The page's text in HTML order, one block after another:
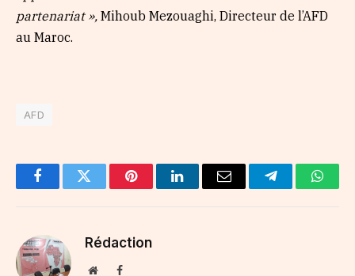
partenariat », Mihoub Mezouaghi, Directeur de l’AFD
au Maroc.
AFD
FacebookTwitter PinterestLinkedInEmail Telegram
Rédaction
WebsiteFacebook